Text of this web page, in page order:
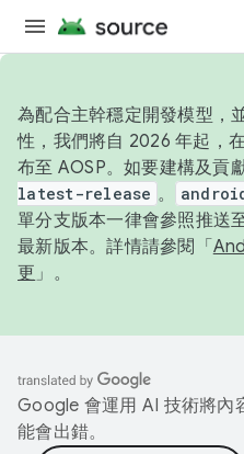
為配合主幹穩定開發模型，
性，我們將自 2026 年起，
布至 AOSP。如要建構及貢
latest-release 。
單分支版本一律會參照推送
最新版本。詳情請參閱「
更 」。
Google 會運用 AI 技術將內
能會出錯。